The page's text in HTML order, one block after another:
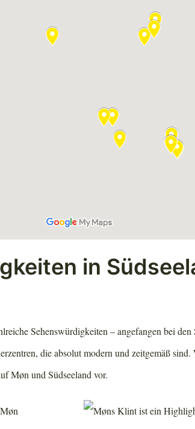
in
Sehenswürdigkeiten – angefangen bei
die absolut modern und zeitgemäß
Møn und Südseeland vor.